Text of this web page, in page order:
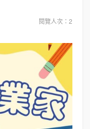
閱覽人次：2